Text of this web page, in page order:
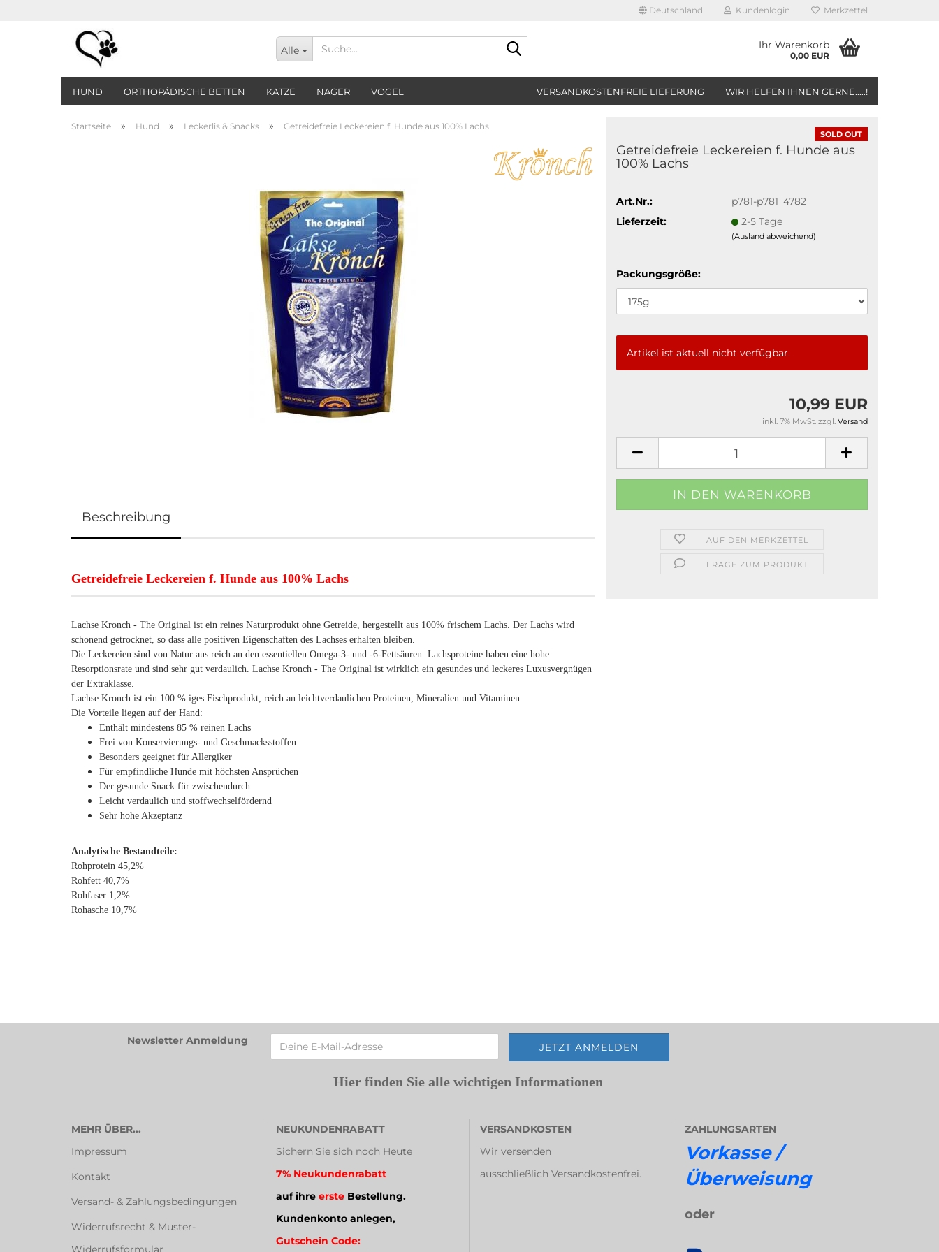
Deutschland Kundenlogin Merkzettel
Alle Ihr Warenkorb
0,00 EUR
HUND ORTHOPÄDISCHE BETTEN KATZE NAGER VOGEL VERSANDKOSTENFREIE LIEFERUNG WIR HELFEN IHNEN GERNE.....!
Startseite » Hund » Leckerlis & Snacks » Getreidefreie Leckereien f. Hunde aus 100% Lachs
SOLD OUT
Getreidefreie Leckereien f. Hunde aus
100% Lachs
Art.Nr.:
p781-p781_4782
Lieferzeit:
2-5 Tage
(Ausland abweichend)
Packungsgröße:
Artikel ist aktuell nicht verfügbar.
10,99 EUR
inkl. 7% MwSt. zzgl. Versand
AUF DEN MERKZETTEL
FRAGE ZUM PRODUKT
Beschreibung
Getreidefreie Leckereien f. Hunde aus 100% Lachs
Lachse Kronch - The Original ist ein reines Naturprodukt ohne Getreide, hergestellt aus 100% frischem Lachs. Der Lachs wird
schonend getrocknet, so dass alle positiven Eigenschaften des Lachses erhalten bleiben.
Die Leckereien sind von Natur aus reich an den essentiellen Omega-3- und -6-Fettsäuren. Lachsproteine ​​haben eine hohe
Resorptionsrate und sind sehr gut verdaulich. Lachse Kronch - The Original ist wirklich ein gesundes und leckeres Luxusvergnügen
der Extraklasse.
Lachse Kronch ist ein 100 % iges Fischprodukt, reich an leichtverdaulichen Proteinen, Mineralien und Vitaminen.
Die Vorteile liegen auf der Hand:
Enthält mindestens 85 % reinen Lachs
Frei von Konservierungs- und Geschmacksstoffen
Besonders geeignet für Allergiker
Für empfindliche Hunde mit höchsten Ansprüchen
Der gesunde Snack für zwischendurch
Leicht verdaulich und stoffwechselfördernd
Sehr hohe Akzeptanz
Analytische Bestandteile:
Rohprotein 45,2%
Rohfett 40,7%
Rohfaser 1,2%
Rohasche 10,7%
Newsletter Anmeldung
Hier finden Sie alle wichtigen Informationen
MEHR ÜBER...
Impressum
Kontakt
Versand- & Zahlungsbedingungen
Widerrufsrecht & Muster-
Widerrufsformular
NEUKUNDENRABATT
Sichern Sie sich noch Heute
7% Neukundenrabatt
auf ihre ersteBestellung.
Kundenkonto anlegen,
Gutschein Code:
VERSANDKOSTEN
Wir versenden
ausschließlich Versandkostenfrei.
ZAHLUNGSARTEN
Vorkasse /
Überweisung
oder